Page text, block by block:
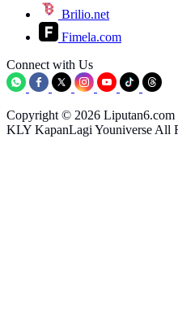
Brilio.net
Fimela.com
Connect with Us
Copyright © 2026 Liputan6.com
KLY KapanLagi Youniverse All